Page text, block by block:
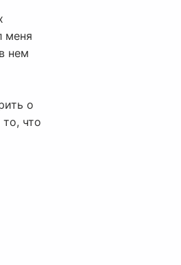
меня
нем
о
что